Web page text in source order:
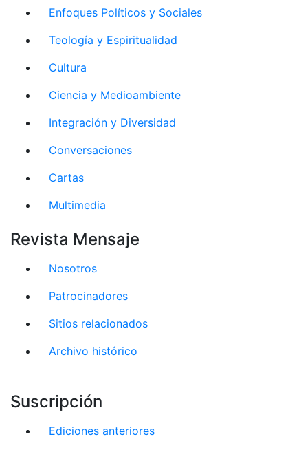
Enfoques Políticos y Sociales
Teología y Espiritualidad
Cultura
Ciencia y Medioambiente
Integración y Diversidad
Conversaciones
Cartas
Multimedia
Revista Mensaje
Nosotros
Patrocinadores
Sitios relacionados
Archivo histórico
Suscripción
Ediciones anteriores